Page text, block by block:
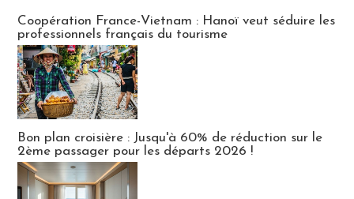
Coopération France-Vietnam : Hanoï veut séduire les
professionnels français du tourisme
Bon plan croisière : Jusqu'à 60% de réduction sur le
2ème passager pour les départs 2026 !